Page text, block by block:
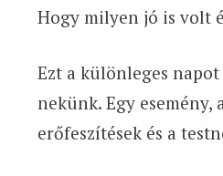
Hogy milyen jó is volt
Ezt a különleges
nekünk. Egy
erőfeszítések és a